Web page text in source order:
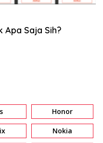
Apa Saja Sih?
Honor
Nokia